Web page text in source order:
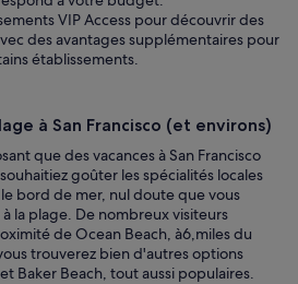
VIP Access pour découvrir des
des avantages supplémentaires pour
établissements.
à San Francisco (et environs)
que des vacances à San Francisco
goûter les spécialités locales
bord de mer, nul doute que vous
la plage. De nombreux visiteurs
de Ocean Beach, à6,miles du
trouverez bien d'autres options
Baker Beach, tout aussi populaires.